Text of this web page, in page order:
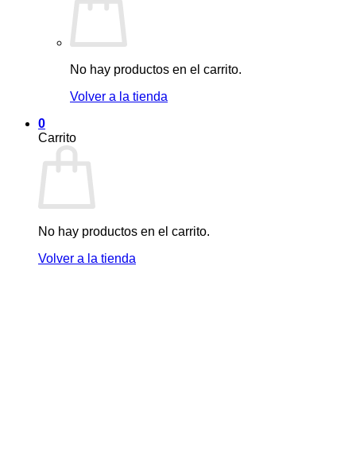
No hay productos en el carrito.
Volver a la tienda
0
Carrito
No hay productos en el carrito.
Volver a la tienda